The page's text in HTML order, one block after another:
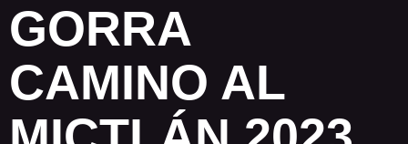
GORRA
CAMINO AL